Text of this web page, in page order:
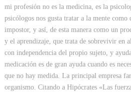
mi profesión no es la medicina, es la
psicólogos nos gusta tratar a la mente
impostor, y así, de esta manera como un
y el aprendizaje, que trata de sobrevivir en
con independencia del propio sujeto, y
medicación es de gran ayuda cuando es
que no hay medida. La principal empresa
organismo. Citando a Hipócrates «Las